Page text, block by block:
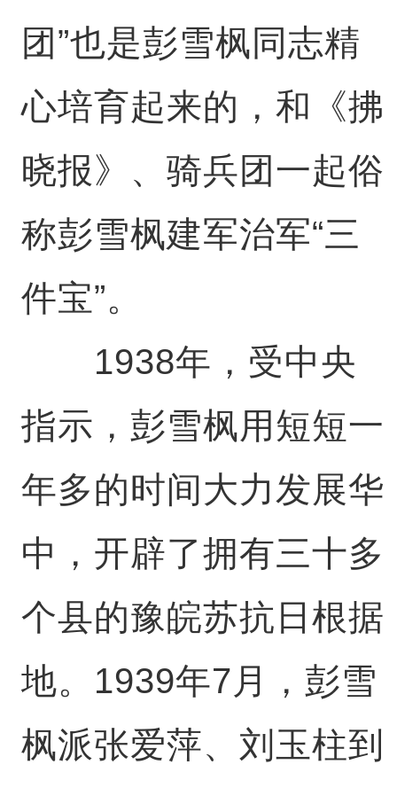
团”也是彭雪枫同志精
心培育起来的，和《拂
晓报》、骑兵团一起俗
称彭雪枫建军治军“三
件宝”。
1938年，受中央
指示，彭雪枫用短短一
年多的时间大力发展华
中，开辟了拥有三十多
个县的豫皖苏抗日根据
地。1939年7月，彭雪
枫派张爱萍、刘玉柱到